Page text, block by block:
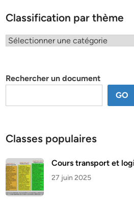
Classification par thème
Classification
Rechercher un document
GO
Classes populaires
Cours transport et
27 juin 2025